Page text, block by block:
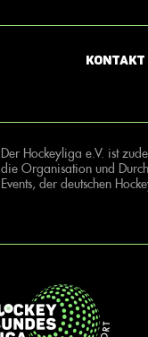
Kontakt
Der Hockeyliga e.V. ist
die Organisation und
Events, der deutschen